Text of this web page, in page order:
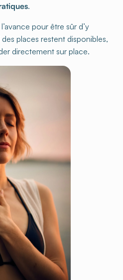
.
pour être sûr d’y
des places restent disponibles,
directement sur place.